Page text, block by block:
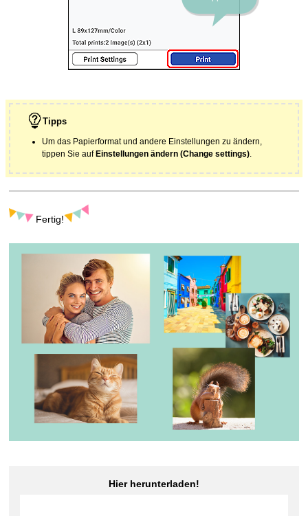
Tipps
Um das Papierformat und andere Einstellungen zu ändern,
tippen Sie auf Einstellungen ändern (Change settings).
Fertig!
Hier herunterladen!